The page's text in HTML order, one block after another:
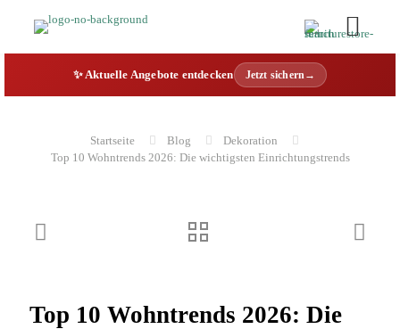
✨ Aktuelle Angebote entdecken Jetzt sichern→
Startseite Blog
Dekoration
Top 10 Wohntrends 2026: Die wichtigsten Einrichtungstrends
Top 10 Wohntrends 2026: Die